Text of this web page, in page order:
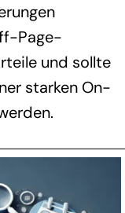
Page-
und sollte
starken On-